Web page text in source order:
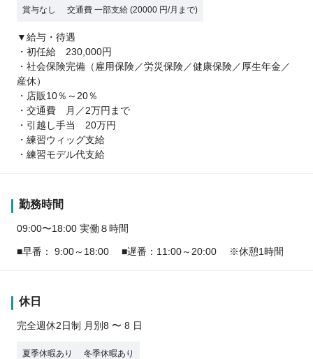
賞与なし 交通費 一部支給 (20000 円/月まで)
▼給与・待遇
・初任給 230,000円
・社会保険完備（雇用保険／労災保険／健康保険／厚生年金／
産休）
・店販10％～20％
・交通費 月／2万円まで
・引越し手当 20万円
・練習ウィッグ支給
・練習モデル代支給
勤務時間
09:00〜18:00 実働８時間
■早番： 9:00～18:00 ■遅番：11:00～20:00 ※休憩1時間
休日
完全週休2日制 月別8 〜 8 日
夏季休暇あり 冬季休暇あり